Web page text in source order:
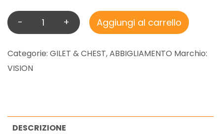
A
Q
U
A
D
- + Aggiungi al carrello
Categorie: GILET & CHEST,ABBIGLIAMENTO Marchio:
VISION
DESCRIZIONE